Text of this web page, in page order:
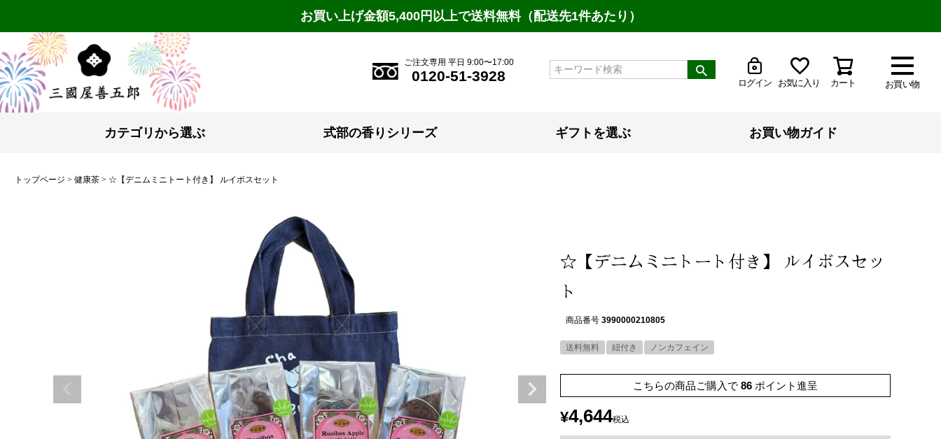
お買い上げ金額5,400円以上で送料無料（配送先1件あたり）
お買い物
ご注文専用 平日 9:00〜17:00
0120-51-3928 ログイン お気に入り カート
カテゴリから選ぶ 式部の香りシリーズ ギフトを選ぶ お買い物ガイド
トップページ 健康茶 ☆【デニムミニトート付き】 ルイボスセット
☆【デニムミニトート付き】 ルイボスセッ
ト
商品番号 3990000210805
送料無料 紐付き ノンカフェイン
こちらの商品ご購入で 86 ポイント進呈
¥4,644税込